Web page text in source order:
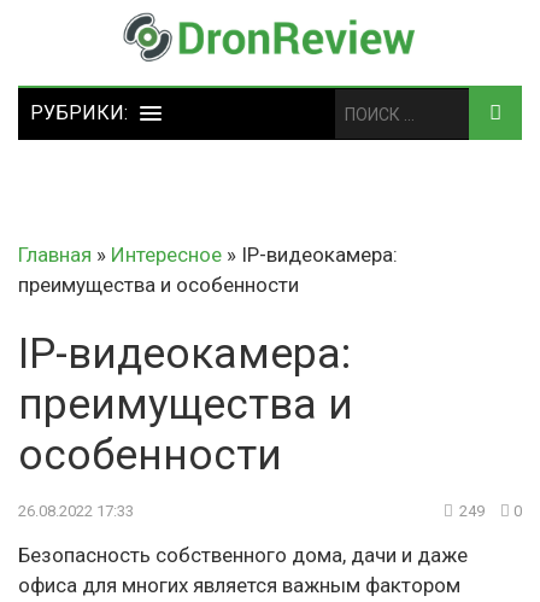
Главная » Интересное » IP-видеокамера:
преимущества и особенности
IP-видеокамера:
преимущества и
особенности
26.08.2022 17:33 249 0
Безопасность собственного дома, дачи и даже
офиса для многих является важным фактором